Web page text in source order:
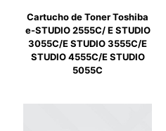
Cartucho de Toner Toshiba
e-STUDIO 2555C/ E STUDIO
3055C/E STUDIO 3555C/E
STUDIO 4555C/E STUDIO
5055C